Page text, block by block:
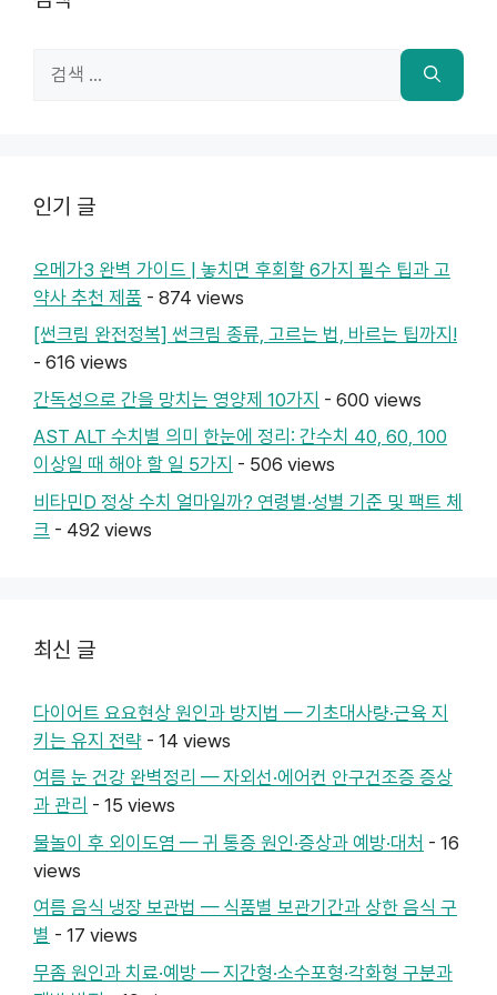
인기 글
오메가3 완벽 가이드 | 놓치면 후회할 6가지 필수 팁과 고
약사 추천 제품 - 874 views
[썬크림 완전정복] 썬크림 종류, 고르는 법, 바르는 팁까지!
- 616 views
간독성으로 간을 망치는 영양제 10가지 - 600 views
AST ALT 수치별 의미 한눈에 정리: 간수치 40, 60, 100
이상일 때 해야 할 일 5가지 - 506 views
비타민D 정상 수치 얼마일까? 연령별·성별 기준 및 팩트 체
크 - 492 views
최신 글
다이어트 요요현상 원인과 방지법 — 기초대사량·근육 지
키는 유지 전략 - 14 views
여름 눈 건강 완벽정리 — 자외선·에어컨 안구건조증 증상
과 관리 - 15 views
물놀이 후 외이도염 — 귀 통증 원인·증상과 예방·대처 - 16
views
여름 음식 냉장 보관법 — 식품별 보관기간과 상한 음식 구
별 - 17 views
무좀 원인과 치료·예방 — 지간형·소수포형·각화형 구분과